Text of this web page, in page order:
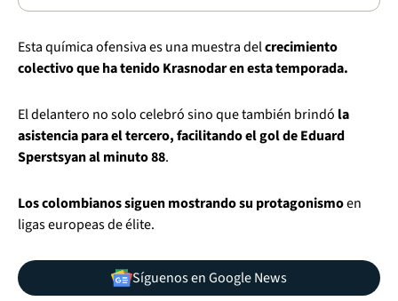
Esta química ofensiva es una muestra delcrecimiento
colectivo que ha tenido Krasnodar en esta temporada.
El delantero no solo celebró sino que también brindó la
asistencia para el tercero, facilitando el gol de Eduard
Sperstsyan al minuto 88.
Los colombianos siguen mostrando su protagonismoen
ligas europeas de élite.
Síguenos en Google News